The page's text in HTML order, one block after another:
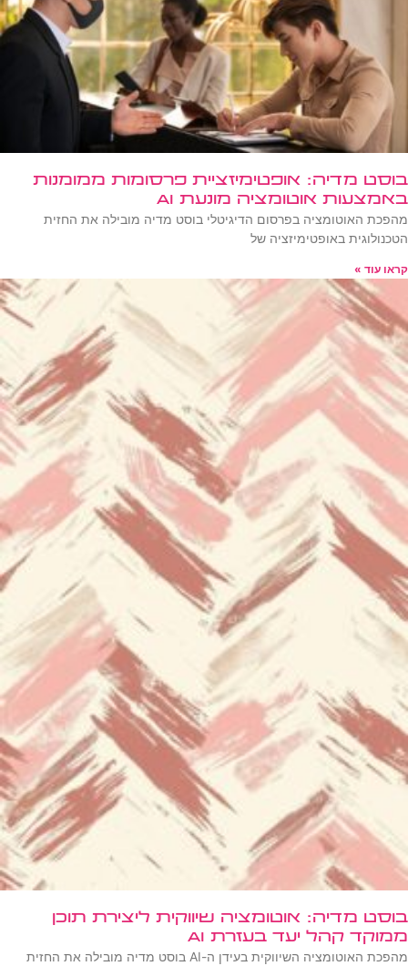
בוסט מדיה: אופטימיזציית פרסומות ממומנות
באמצעות אוטומציה מונעת AI
מהפכת האוטומציה בפרסום הדיגיטלי בוסט מדיה מובילה את החזית
הטכנולוגית באופטימיזציה של
קראו עוד »
בוסט מדיה: אוטומציה שיווקית ליצירת תוכן
ממוקד קהל יעד בעזרת AI
מהפכת האוטומציה השיווקית בעידן ה-AI בוסט מדיה מובילה את החזית